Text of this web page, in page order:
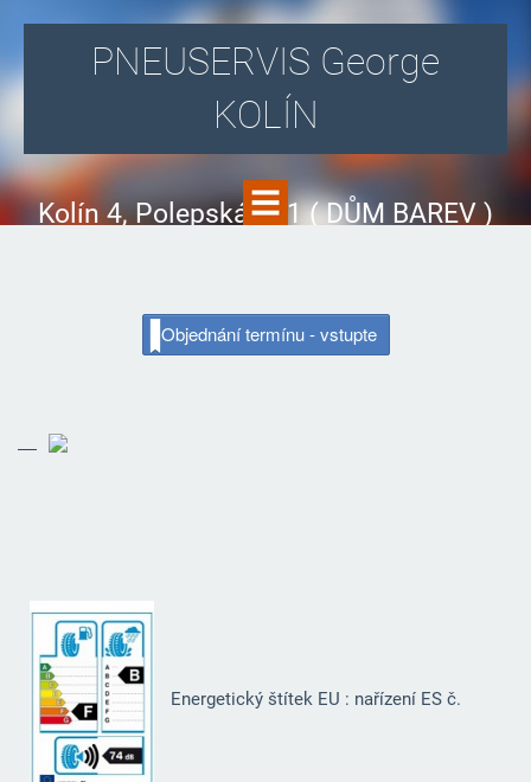
PNEUSERVIS George
KOLÍN
Kolín 4, Polepská 831 ( DŮM BAREV )
Objednání termínu - vstupte
Energetický štítek EU : nařízení ES č.